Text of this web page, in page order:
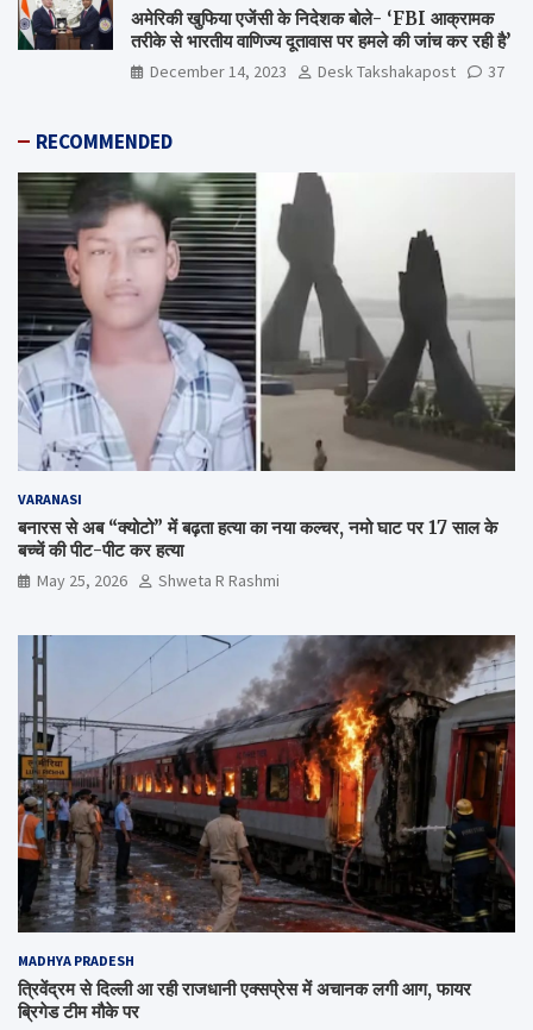
अमेरिकी खुफिया एजेंसी के निदेशक बोले- ‘FBI आक्रामक
तरीके से भारतीय वाणिज्य दूतावास पर हमले की जांच कर रही है’
December 14, 2023 Desk Takshakapost 37
RECOMMENDED
VARANASI
बनारस से अब “क्योटो” में बढ़ता हत्या का नया कल्चर, नमो घाट पर 17 साल के
बच्चें की पीट-पीट कर हत्या
May 25, 2026 Shweta R Rashmi
MADHYA PRADESH
त्रिवेंद्रम से दिल्ली आ रही राजधानी एक्सप्रेस में अचानक लगी आग, फायर
ब्रिगेड टीम मौके पर